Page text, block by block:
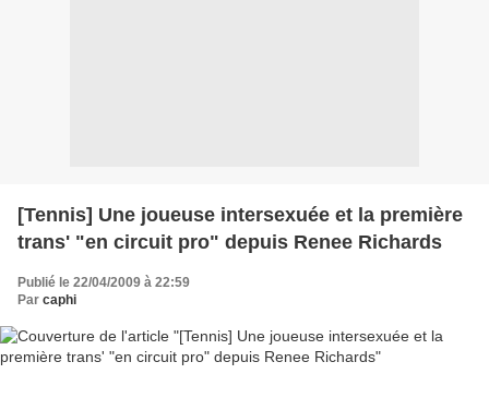
[Tennis] Une joueuse intersexuée et la première
trans' "en circuit pro" depuis Renee Richards
Publié le 22/04/2009 à 22:59
Par caphi